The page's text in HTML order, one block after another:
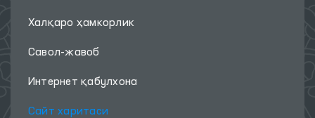
Халқаро ҳамкорлик
Савол-жавоб
Интернет қабулхона
Сайт харитаси